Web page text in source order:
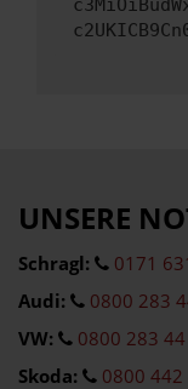
UNSERE
Schragl:
0171
Audi:
0800 283
VW:
0800 283
Skoda:
0800 442